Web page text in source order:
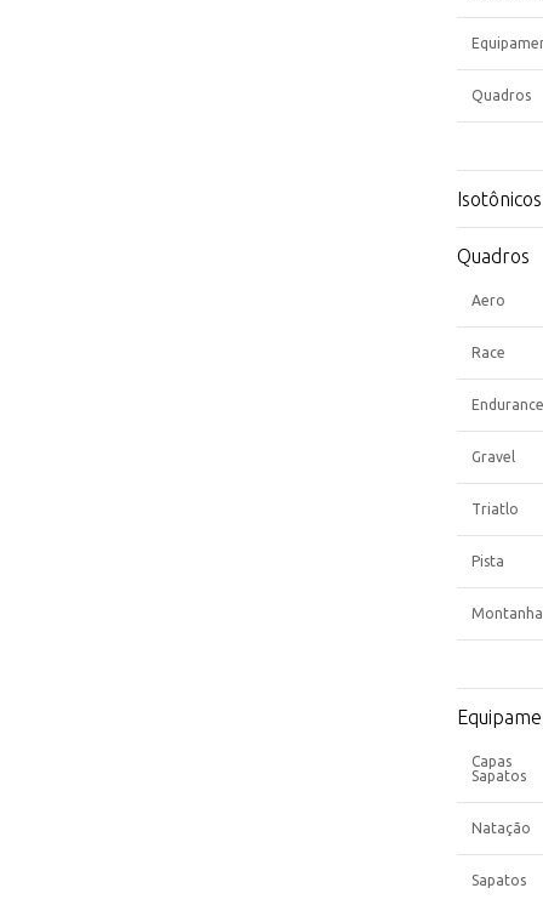
Quadros
Isotônicos
Quadros
Aero
Race
Endurance
Gravel
Triatlo
Pista
Montanha
Capas
Sapatos
Natação
Sapatos